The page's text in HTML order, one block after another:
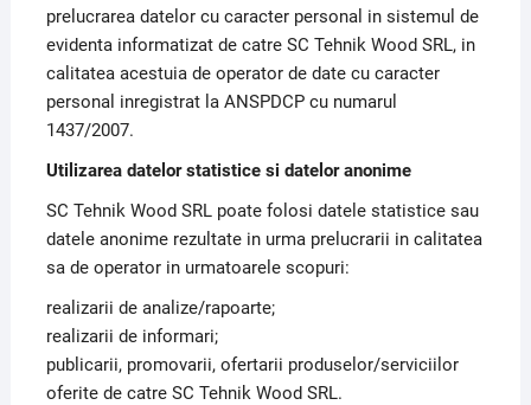
prelucrarea datelor cu caracter personal in sistemul de
evidenta informatizat de catre SC Tehnik Wood SRL, in
calitatea acestuia de operator de date cu caracter
personal inregistrat la ANSPDCP cu numarul
1437/2007.
Utilizarea datelor statistice si datelor anonime
SC Tehnik Wood SRL poate folosi datele statistice sau
datele anonime rezultate in urma prelucrarii in calitatea
sa de operator in urmatoarele scopuri:
realizarii de analize/rapoarte;
realizarii de informari;
publicarii, promovarii, ofertarii produselor/serviciilor
oferite de catre SC Tehnik Wood SRL.